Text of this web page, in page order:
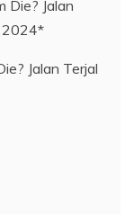
Jalan Terjal